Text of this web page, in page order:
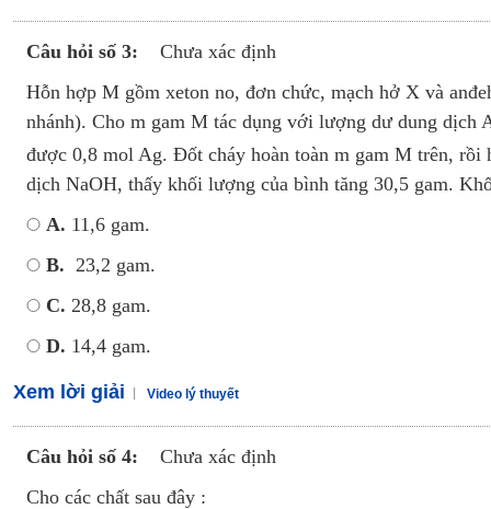
Câu hỏi số 3:
Chưa xác định
Hỗn hợp M gồm xeton no, đơn chức, mạch hở X và
nhánh). Cho m gam M tác dụng với lượng dư dung dịch
được 0,8 mol Ag. Đốt cháy hoàn toàn m gam M trên, rồi
dịch NaOH, thấy khối lượng của bình tăng 30,5 gam.
A. 11,6 gam.
B. 23,2 gam.
C. 28,8 gam.
D. 14,4 gam.
Xem lời giải Video lý thuyết
Câu hỏi số 4:
Chưa xác định
Cho các chất sau đây :